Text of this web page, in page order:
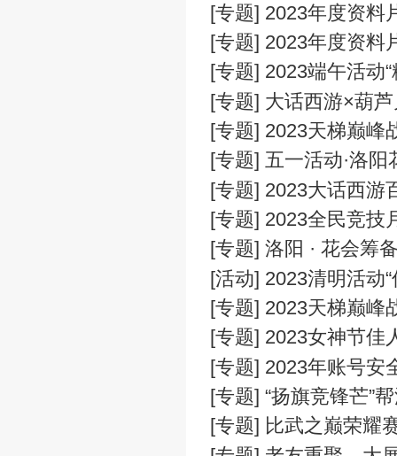
[专题] 2023
[专题] 2023
[专题] 2023
[专题] 2023
[专题] 2023
[专题] 大话西
[专题] 2023
[专题] 五一活
[专题] 2023
[专题] 2023
[专题] 洛阳 ·
[活动] 2023清
[专题] 2023